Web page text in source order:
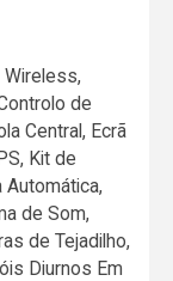
Wireless,
de
Central, Ecrã
Kit de
de Som,
de Tejadilho,
Diurnos Em